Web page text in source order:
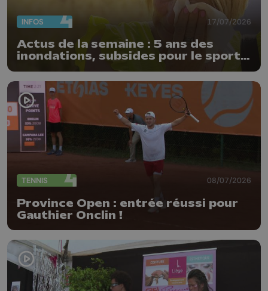
INFOS 17/07/2026
Actus de la semaine : 5 ans des
inondations, subsides pour le sport
TENNIS 08/07/2026
Province Open : entrée réussi pour
Gauthier Onclin !